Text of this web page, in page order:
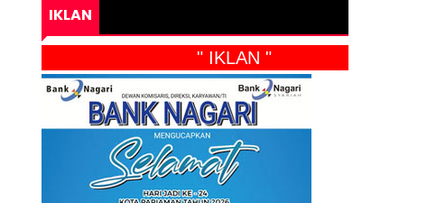
IKLAN
" IKLAN "